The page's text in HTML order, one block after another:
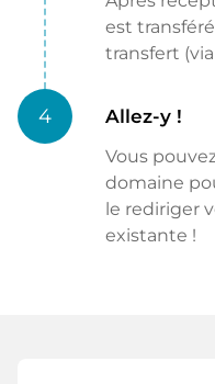
est
transfert
4 Allez-y !
Vous
domaine
le rediriger
existante !